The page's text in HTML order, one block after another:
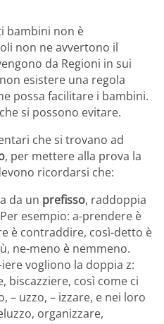
bambini non è
non ne avvertono il
da Regioni in sui
esistere una regola
possa facilitare i bambini.
si possono evitare.
che si trovano ad
, per mettere alla prova la
ricordarsi che:
da un prefisso, raddoppia
esempio: a-prendere è
è contraddire, così-detto è
ne-meno è nemmeno.
iere vogliono la doppia z:
biscazziere, così come ci
– uzzo, – izzare, e nei loro
organizzare,